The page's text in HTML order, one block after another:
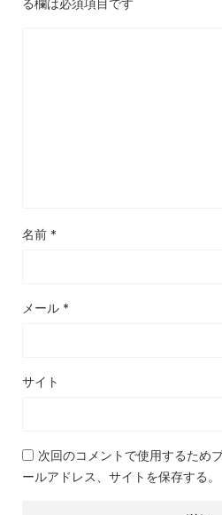
名前 *
メール *
サイト
次回のコメントで使用するため
ールアドレス、サイトを保存する。